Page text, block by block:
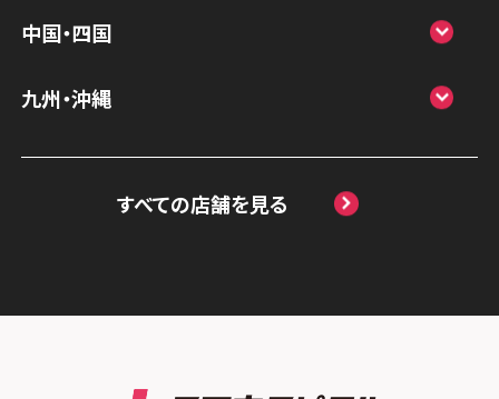
スマホスピタル 熊谷
郷
スマホスピタル埼玉大宮
スマホスピタル テルル蒲生
スマホスピタル テルル草加花栗
スマホスピタル 藤枝
スマホスピタル名古屋駅前
スマホスピタル名古屋金山
スマホスピタル 西枇杷島
スマホスピタル 大阪梅田
か）
スマホスピタル京橋
スマホスピタル by デジホ天王寺ミオ
スマホスピタル高槻
中国・四国
スマホスピタル 松江
九州・沖縄
スマホスピタル GODOモバイル大分府内町
すべての店舗を見る